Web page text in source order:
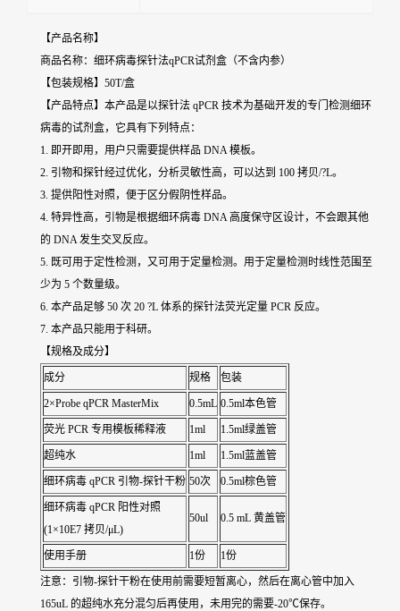
【产品名称】
商品名称：细环病毒探针法qPCR试剂盒（不含内参）
【包装规格】50T/盒
【产品特点】本产品是以探针法 qPCR 技术为基础开发的专门检测细环
病毒的试剂盒，它具有下列特点：
1. 即开即用，用户只需要提供样品 DNA 模板。
2. 引物和探针经过优化，分析灵敏性高，可以达到 100 拷贝/?L。
3. 提供阳性对照，便于区分假阴性样品。
4. 特异性高，引物是根据细环病毒 DNA 高度保守区设计，不会跟其他
的 DNA 发生交叉反应。
5. 既可用于定性检测，又可用于定量检测。用于定量检测时线性范围至
少为 5 个数量级。
6. 本产品足够 50 次 20 ?L 体系的探针法荧光定量 PCR 反应。
7. 本产品只能用于科研。
【规格及成分】
成分 规格 包装
2×Probe qPCR MasterMix 0.5mL 0.5ml本色管
荧光 PCR 专用模板稀释液 1ml 1.5ml绿盖管
超纯水 1ml 1.5ml蓝盖管
细环病毒 qPCR 引物-探针干粉 50次 0.5ml棕色管
细环病毒 qPCR 阳性对照
(1×10E7 拷贝/μL)
50ul 0.5 mL 黄盖管
使用手册 1份 1份
注意：引物-探针干粉在使用前需要短暂离心，然后在离心管中加入
165uL 的超纯水充分混匀后再使用，未用完的需要-20℃保存。